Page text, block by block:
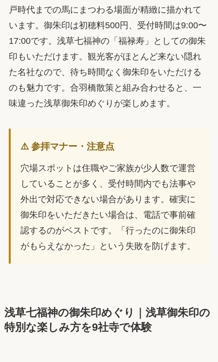
戸時代までの馬にまつわる場面が精緻に描かれて
います。御朱印は初穂料500円、受付時間は9:00〜
17:00です。浅草七福神の「福禄寿」としての御朱
印もいただけます。観光客がほとんど来ない隠れ
た名社なので、待ち時間なく御朱印をいただける
のも魅力です。合羽橋散策と組み合わせると、一
味違った浅草御朱印めぐりが楽しめます。
⚠️ 参拝マナー・注意点
穴場スポットは住職やご家族が少人数で運営
していることが多く、受付時間内でも法事や
外出で対応できない場合があります。確実に
御朱印をいただきたい場合は、電話で事前確
認するのがベストです。「行ったのに御朱印
がもらえなかった」という失敗を防げます。
浅草七福神の御朱印めぐり｜浅草御朱印の
特別な楽しみ方を9社寺で体験